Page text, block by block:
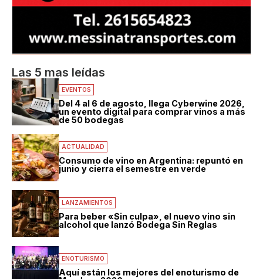
Las 5 mas leídas
EVENTOS
Del 4 al 6 de agosto, llega Cyberwine 2026,
un evento digital para comprar vinos a más
de 50 bodegas
ACTUALIDAD
Consumo de vino en Argentina: repuntó en
junio y cierra el semestre en verde
LANZAMIENTOS
Para beber «Sin culpa», el nuevo vino sin
alcohol que lanzó Bodega Sin Reglas
ENOTURISMO
Aquí están los mejores del enoturismo de